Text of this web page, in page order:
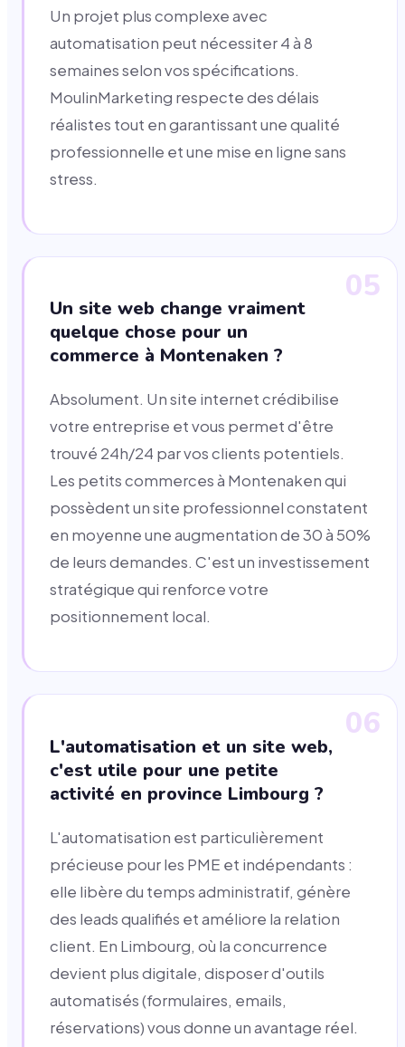
Un projet plus complexe avec
automatisation peut nécessiter 4 à 8
semaines selon vos spécifications.
MoulinMarketing respecte des délais
réalistes tout en garantissant une qualité
professionnelle et une mise en ligne sans
stress.
05
Un site web change vraiment
quelque chose pour un
commerce à Montenaken ?
Absolument. Un site internet crédibilise
votre entreprise et vous permet d'être
trouvé 24h/24 par vos clients potentiels.
Les petits commerces à Montenaken qui
possèdent un site professionnel constatent
en moyenne une augmentation de 30 à 50%
de leurs demandes. C'est un investissement
stratégique qui renforce votre
positionnement local.
06
L'automatisation et un site web,
c'est utile pour une petite
activité en province Limbourg ?
L'automatisation est particulièrement
précieuse pour les PME et indépendants :
elle libère du temps administratif, génère
des leads qualifiés et améliore la relation
client. En Limbourg, où la concurrence
devient plus digitale, disposer d'outils
automatisés (formulaires, emails,
réservations) vous donne un avantage réel.